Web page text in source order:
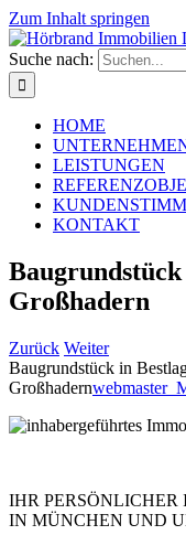
Zum Inhalt springen
Suche nach:
HOME
LEISTUNGEN
KONTAKT
Großhadern
Zurück Weiter
Baugrundstück in
Großhadern
IHR
IN MÜNCHEN UND